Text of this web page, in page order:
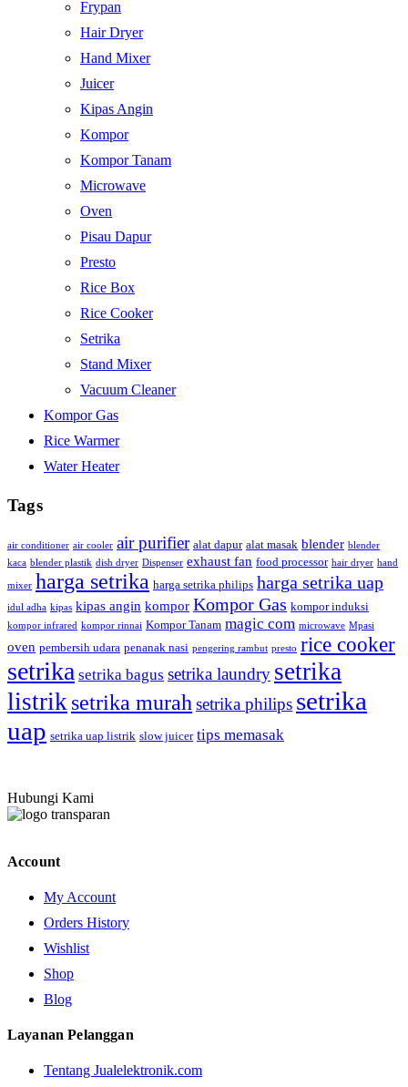
Frypan
Hair Dryer
Hand Mixer
Juicer
Kipas Angin
Kompor
Kompor Tanam
Microwave
Oven
Pisau Dapur
Presto
Rice Box
Rice Cooker
Setrika
Stand Mixer
Vacuum Cleaner
Kompor Gas
Rice Warmer
Water Heater
Tags
air conditioner air cooler air purifier alat dapur alat masak blender blender
kaca blender plastik dish dryer Dispenser exhaust fan food processor hair dryer hand
mixer harga setrika harga setrika philips harga setrika uap
idul adha kipas kipas angin kompor Kompor Gas kompor induksi
kompor infrared kompor rinnai Kompor Tanam magic com microwave Mpasi
oven pembersih udara penanak nasi pengering rambut presto rice cooker
setrika setrika bagus setrika laundry setrika
listriksetrika murah setrika philips setrika
uap setrika uap listrik slow juicer tips memasak
Hubungi Kami
Account
My Account
Orders History
Wishlist
Shop
Blog
Layanan Pelanggan
Tentang Jualelektronik.com